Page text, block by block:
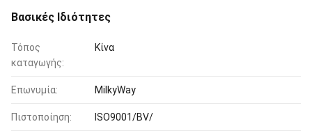
Βασικές Ιδιότητες
Τόπος
καταγωγής:
Κίνα
Επωνυμία: MilkyWay
Πιστοποίηση: ISO9001/BV/